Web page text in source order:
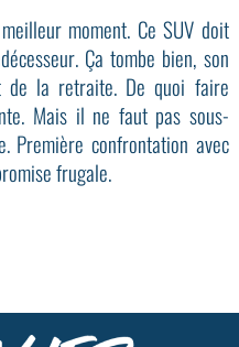
moment. Ce SUV doit
Ça tombe bien, son
de la retraite. De quoi faire
Mais il ne faut pas sous-
Première confrontation avec
frugale.